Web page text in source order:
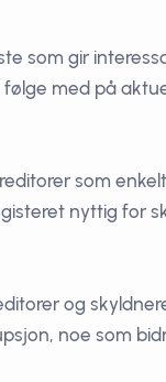
som gir
med på
som
nyttig for
og
noe som